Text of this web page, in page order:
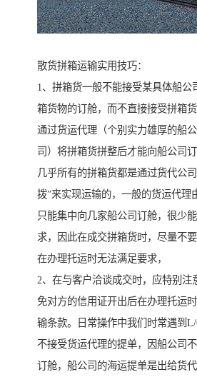
散货拼箱运输实用技巧：
1、拼箱货一般不能接受某具体船公
箱货物的订舱，而不直接接受拼箱
通过货运代理（个别实力雄厚的船
司）将拼箱货拼整后才能向船公司订
几乎所有的拼箱货都是通过货代公
拨”来实现运输的，一般的货运代理
只能集中向几家船公司订舱，很少
求，因此在成交拼箱货时，尽量不
在办理托运时无法满足要求，
2、在与客户洽谈成交时，应特别注
免对方的信用证开出后在办理托运
输条款。日常操作中我们时常遇到
不接受货运代理的提单，因船公司
订舱，船公司的海运提单是出给货